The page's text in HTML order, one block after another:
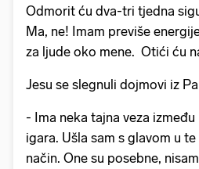
Odmorit ću dva-tri tjedna
Ma, ne! Imam previše
za ljude oko mene. Otići ću
Jesu se slegnuli dojmovi iz
- Ima neka tajna veza
igara. Ušla sam s glavom u
način. One su posebne,